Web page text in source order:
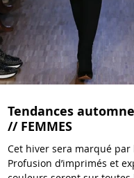
Tendances
// FEMMES
Cet hiver sera marqué par
Profusion d’imprimés et